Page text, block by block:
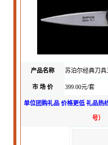
产品名称 苏泊尔经典刀具
市 场 价 399.00元/套
单位团购礼品 价格更低 礼品热线
号）